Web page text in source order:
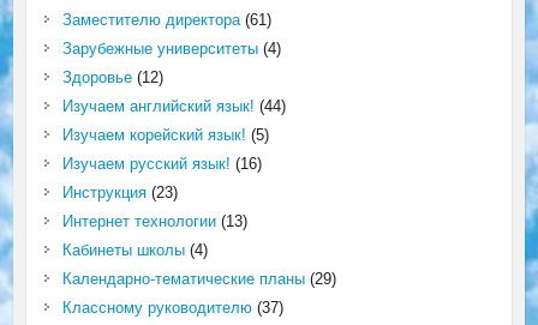
Заместителю директора(61)
Зарубежные университеты(4)
Здоровье(12)
Изучаем английский язык! (44)
Изучаем корейский язык! (5)
Изучаем русский язык! (16)
Инструкция(23)
Интернет технологии(13)
Кабинеты школы(4)
Календарно-тематические планы(29)
Классному руководителю(37)